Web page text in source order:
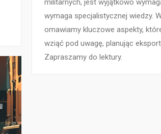
militarnych, jest wyjątkowo
wymaga specjalistycznej wiedzy.
omawiamy kluczowe aspekty,
wziąć pod uwagę, planując
Zapraszamy do lektury.